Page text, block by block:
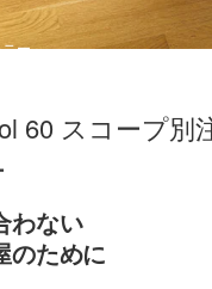
ー
60 スコープ別
わない
のために